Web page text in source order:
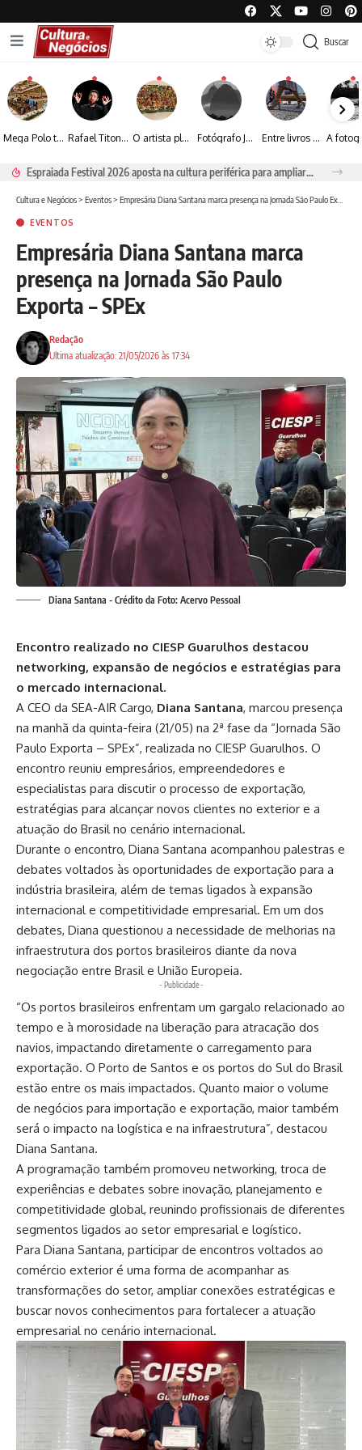
Buscar
Mega Polo transforma lançamento de coleção em plataforma nacional de negócios e projeta crescimento de mais de 15% Rafael Titonelly leva magia e acolhimento a crianças em tratamento oncológico em Juiz de Fora O artista plástico Jorge Luiz transforma sustentabilidade e criatividade em arte contemporânea Fotógrafo José Roberto apresenta um olhar sensível sobre arquitetura, formas e luz na fotografia Entre livros e fotografia autoral, Sebastião Reis consolida uma trajetória marcada pelo olhar artístico
Espraiada Festival 2026 aposta na cultura periférica para ampliar oportunidades na zona sul
Cultura e Negócios> Eventos> Empresária Diana Santana marca presença na Jornada São Paulo Exporta – SPEx
EVENTOS
Empresária Diana Santana marca
presença na Jornada São Paulo
Exporta – SPEx
Ultima atualização: 21/05/2026 às 17:34
Redação
Diana Santana - Crédito da Foto: Acervo Pessoal
Encontro realizado no CIESP Guarulhos destacou
networking, expansão de negócios e estratégias para
o mercado internacional.
A CEO da SEA-AIR Cargo, Diana Santana, marcou presença
na manhã da quinta-feira (21/05) na 2ª fase da “Jornada São
Paulo Exporta – SPEx”, realizada no CIESP Guarulhos. O
encontro reuniu empresários, empreendedores e
especialistas para discutir o processo de exportação,
estratégias para alcançar novos clientes no exterior e a
atuação do Brasil no cenário internacional.
Durante o encontro, Diana Santana acompanhou palestras e
debates voltados às oportunidades de exportação para a
indústria brasileira, além de temas ligados à expansão
internacional e competitividade empresarial. Em um dos
debates, Diana questionou a necessidade de melhorias na
infraestrutura dos portos brasileiros diante da nova
negociação entre Brasil e União Europeia.
- Publicidade -
“Os portos brasileiros enfrentam um gargalo relacionado ao
tempo e à morosidade na liberação para atracação dos
navios, impactando diretamente o carregamento para
exportação. O Porto de Santos e os portos do Sul do Brasil
estão entre os mais impactados. Quanto maior o volume
de negócios para importação e exportação, maior também
será o impacto na logística e na infraestrutura”, destacou
Diana Santana.
A programação também promoveu networking, troca de
experiências e debates sobre inovação, planejamento e
competitividade global, reunindo profissionais de diferentes
segmentos ligados ao setor empresarial e logístico.
Para Diana Santana, participar de encontros voltados ao
comércio exterior é uma forma de acompanhar as
transformações do setor, ampliar conexões estratégicas e
buscar novos conhecimentos para fortalecer a atuação
empresarial no cenário internacional.